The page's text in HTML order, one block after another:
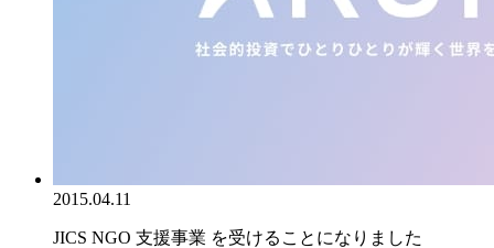
2015.04.11
JICS NGO 支援事業 を受けることになりました